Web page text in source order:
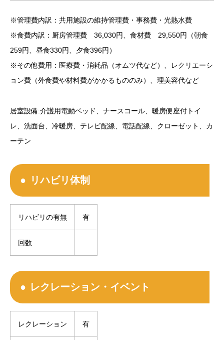
※管理費内訳：共用施設の維持管理費・事務費・光熱水費
※食費内訳：厨房管理費 36,030円、食材費 29,550円（朝食
259円、昼食330円、夕食396円）
※その他費用：医療費・消耗品（オムツ代など）、レクリエーシ
ョン費（外食費や材料費がかかるもののみ）、理美容代など
居室設備:介護用電動ベッド、ナースコール、暖房便座付トイ
レ、洗面台、冷暖房、テレビ配線、電話配線、クローゼット、カ
ーテン
リハビリ体制
リハビリの有無 有
回数
レクレーション・イベント
レクレーション 有